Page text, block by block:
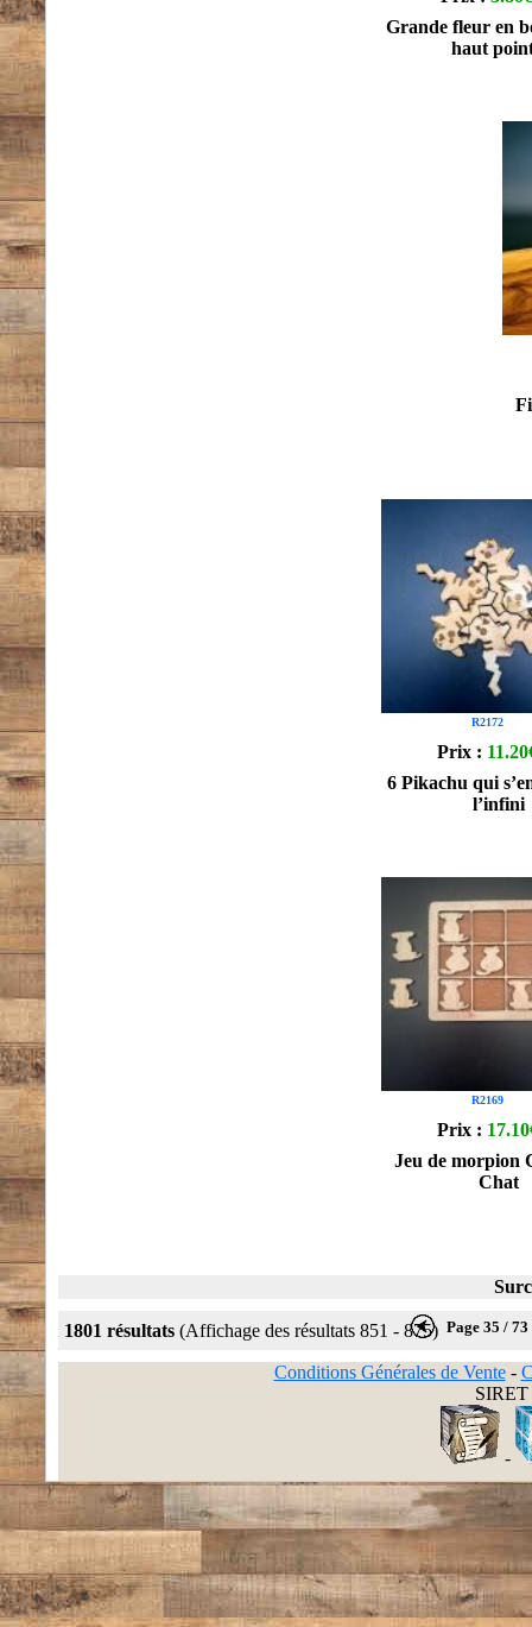
Grande fleur en
haut
R2172
Prix :
6 Pikachu qui
l’infini
R2169
Prix :
Jeu de morpion
Chat
1801 résultats (Affichage des résultats 851 - 875) Page 35 / 73
Conditions Générales de Vente-
SIRET
-